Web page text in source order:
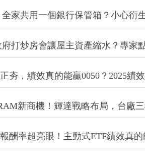
家共用一個銀行保管箱？小心衍
府打炒房會讓屋主資產縮水？專家
夯，績效真的能贏0050？2025績
新商機！輝達戰略布局，台廠
酬率超亮眼！主動式ETF績效真